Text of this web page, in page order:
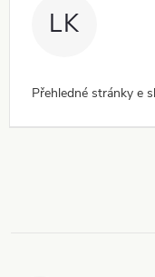
LK
Přehledné stránky e